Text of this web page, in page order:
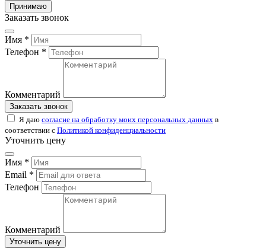
Принимаю
Заказать звонок
Имя *
Телефон *
Комментарий
Заказать звонок
Я даю согласие на обработку моих персональных данных в
соответствии с Политикой конфиденциальности
Уточнить цену
Имя *
Email *
Телефон
Комментарий
Уточнить цену